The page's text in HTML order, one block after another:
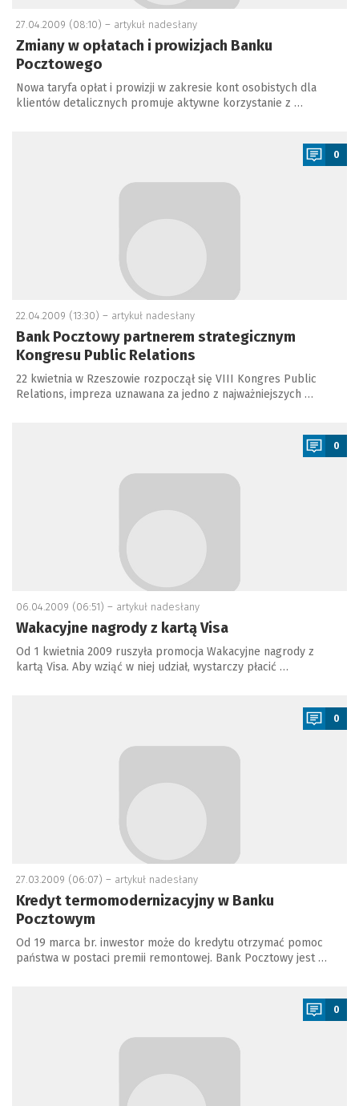
27.04.2009 (08:10) – artykuł nadesłany
Zmiany w opłatach i prowizjach Banku
Pocztowego
Nowa taryfa opłat i prowizji w zakresie kont osobistych dla
klientów detalicznych promuje aktywne korzystanie z …
0
22.04.2009 (13:30) – artykuł nadesłany
Bank Pocztowy partnerem strategicznym
Kongresu Public Relations
22 kwietnia w Rzeszowie rozpoczął się VIII Kongres Public
Relations, impreza uznawana za jedno z najważniejszych …
0
06.04.2009 (06:51) – artykuł nadesłany
Wakacyjne nagrody z kartą Visa
Od 1 kwietnia 2009 ruszyła promocja Wakacyjne nagrody z
kartą Visa. Aby wziąć w niej udział, wystarczy płacić …
0
27.03.2009 (06:07) – artykuł nadesłany
Kredyt termomodernizacyjny w Banku
Pocztowym
Od 19 marca br. inwestor może do kredytu otrzymać pomoc
państwa w postaci premii remontowej. Bank Pocztowy jest …
0